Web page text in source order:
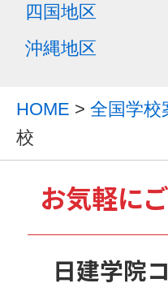
四国地区
沖縄地区
HOME > 全国学校
校
お気軽に
日建学院